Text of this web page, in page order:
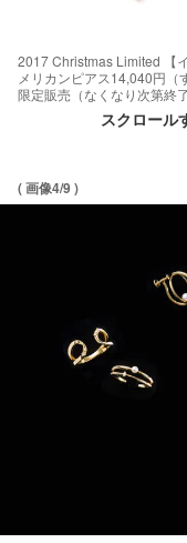
2017 Christmas Limited 【
メリカンピアス14,040円
限定販売（なくなり次第終了
スクロール
( 画像4/9 )